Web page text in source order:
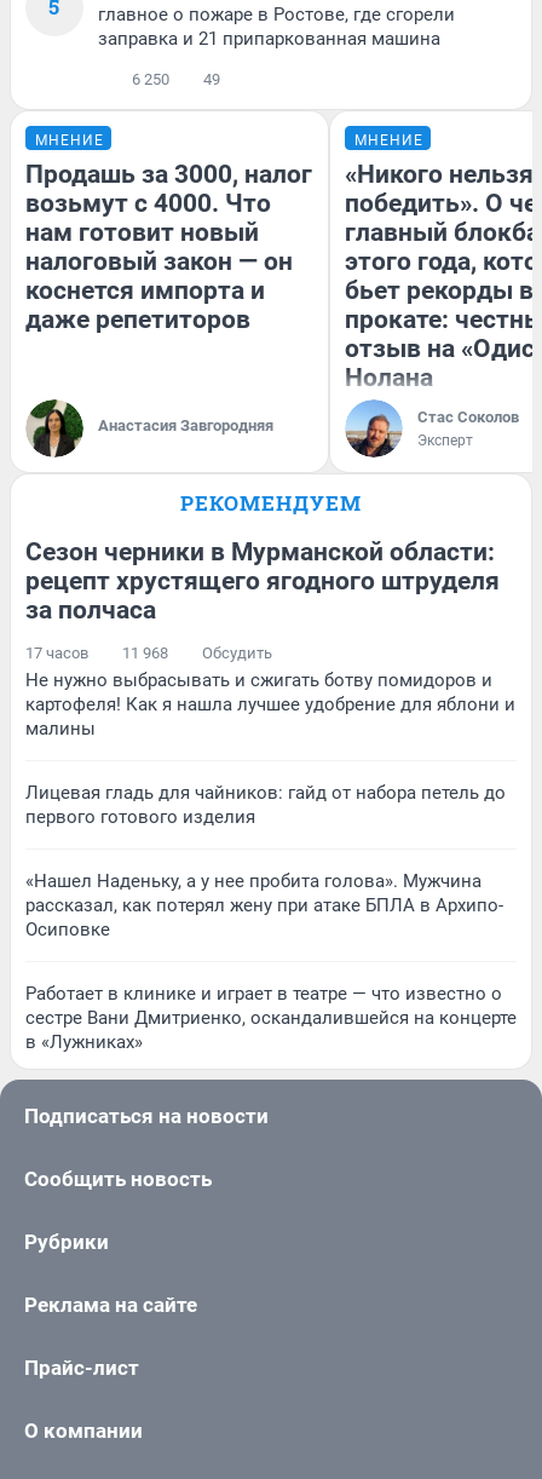
5
главное о пожаре в Ростове, где сгорели
заправка и 21 припаркованная машина
6 250 49
МНЕНИЕ
Продашь за 3000, налог
возьмут с 4000. Что
нам готовит новый
налоговый закон — он
коснется импорта и
даже репетиторов
Анастасия Завгородняя
МНЕНИЕ
«Никого нельзя
победить». О
главный
этого года,
бьет рекорды в
прокате:
отзыв на
Нолана
Стас Соколов
Эксперт
РЕКОМЕНДУЕМ
Сезон черники в Мурманской области:
рецепт хрустящего ягодного штруделя
за полчаса
17 часов 11 968 Обсудить
Не нужно выбрасывать и сжигать ботву помидоров и
картофеля! Как я нашла лучшее удобрение для яблони и
малины
Лицевая гладь для чайников: гайд от набора петель до
первого готового изделия
«Нашел Наденьку, а у нее пробита голова». Мужчина
рассказал, как потерял жену при атаке БПЛА в Архипо-
Осиповке
Работает в клинике и играет в театре — что известно о
сестре Вани Дмитриенко, оскандалившейся на концерте
в «Лужниках»
Подписаться на новости
Сообщить новость
Рубрики
Реклама на сайте
Прайс-лист
О компании